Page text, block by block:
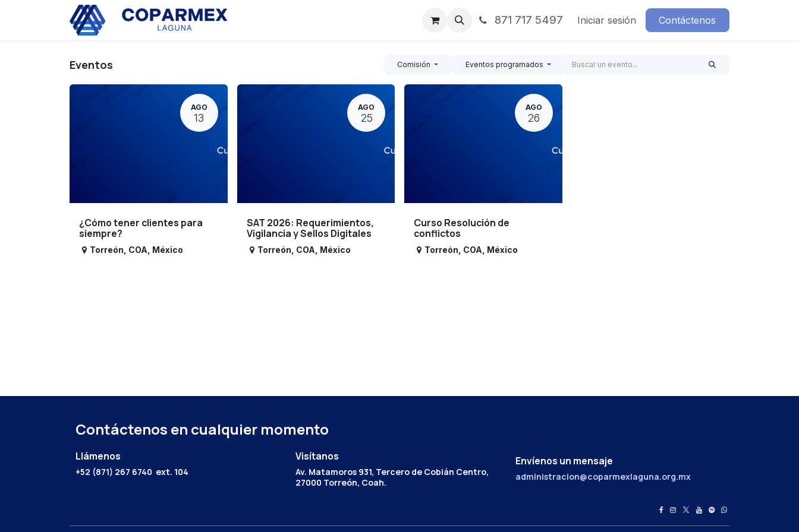
Noticias Contáctenos871 717 5497 Iniciar sesión Contáctenos
Eventos Comisión Eventos programados
AGO
13
¿Cómo tener clientes para
siempre?
Torreón COA México
AGO
25
SAT 2026: Requerimientos,
Vigilancia y Sellos Digitales
Torreón COA México
AGO
26
Curso Resolución de
conflictos
Torreón COA México
Contáctenos en cualquier momento
Llámenos
+52 (871) 267 6740 ext. 104
Envíenos un mensaje
administracion@coparmexlaguna.org.mx
Visítanos
Av. Matamoros 931, Tercero de Cobián Centro,
27000 Torreón, Coah.